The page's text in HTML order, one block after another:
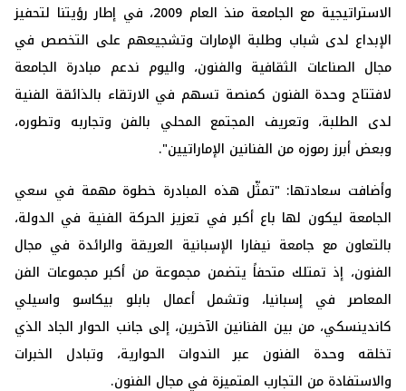
‏الاستراتيجية مع الجامعة منذ العام 2009، في إطار رؤيتنا لتحفيز
‏الإبداع لدى شباب وطلبة الإمارات وتشجيعهم على التخصص في
‏مجال الصناعات الثقافية والفنون، واليوم ندعم مبادرة الجامعة
‏لافتتاح وحدة الفنون كمنصة تسهم في الارتقاء بالذائقة الفنية
لدى ‏الطلبة، وتعريف المجتمع المحلي بالفن وتجاربه وتطوره،
وبعض ‏أبرز رموزه من الفنانين الإماراتيين".‏
وأضافت سعادتها: "تمثّل هذه المبادرة خطوة مهمة في سعي
‏الجامعة ليكون لها باع أكبر في تعزيز الحركة الفنية في الدولة،
‏بالتعاون مع جامعة نيفارا الإسبانية العريقة والرائدة في مجال
‏الفنون، إذ تمتلك متحفاً يتضمن مجموعة من أكبر مجموعات الفن
‏المعاصر في إسبانيا، وتشمل أعمال بابلو بيكاسو واسيلي
‏كاندينسكي، من بين الفنانين الآخرين، إلى جانب الحوار الجاد الذي
‏تخلقه وحدة الفنون عبر الندوات الحوارية، وتبادل الخبرات
‏والاستفادة من التجارب المتميزة في مجال الفنون.